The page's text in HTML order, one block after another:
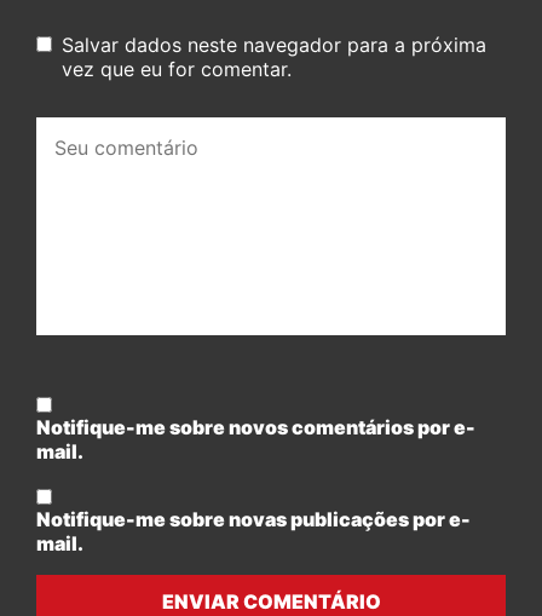
Salvar dados neste navegador para a próxima
vez que eu for comentar.
comentário:
Notifique-me sobre novos comentários por e-
mail.
Notifique-me sobre novas publicações por e-
mail.
ENVIAR COMENTÁRIO